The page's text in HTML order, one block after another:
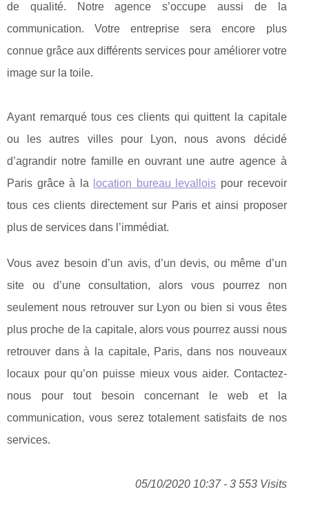
de qualité. Notre agence s’occupe aussi de la
communication. Votre entreprise sera encore plus
connue grâce aux différents services pour améliorer votre
image sur la toile.
Ayant remarqué tous ces clients qui quittent la capitale
ou les autres villes pour Lyon, nous avons décidé
d’agrandir notre famille en ouvrant une autre agence à
Paris grâce à la
location bureau levallois pour recevoir
tous ces clients directement sur Paris et ainsi proposer
plus de services dans l’immédiat.
Vous avez besoin d’un avis, d’un devis, ou même d’un
site ou d’une consultation, alors vous pourrez non
seulement nous retrouver sur Lyon ou bien si vous êtes
plus proche de la capitale, alors vous pourrez aussi nous
retrouver dans à la capitale, Paris, dans nos nouveaux
locaux pour qu’on puisse mieux vous aider. Contactez-
nous pour tout besoin concernant le web et la
communication, vous serez totalement satisfaits de nos
services.
05/10/2020 10:37 - 3 553 Visits